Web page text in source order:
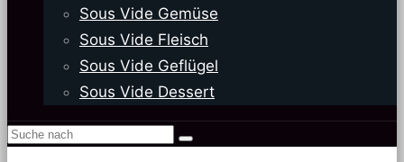
Sous Vide Gemüse
Sous Vide Fleisch
Sous Vide Geflügel
Sous Vide Dessert